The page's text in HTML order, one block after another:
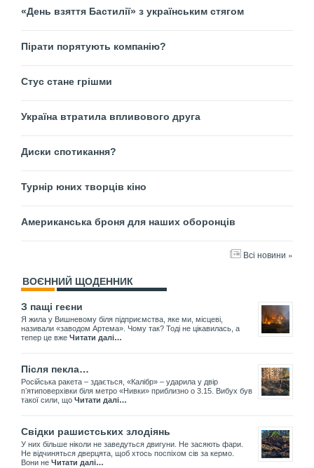
«День взяття Бастилії» з українським стягом
Пірати порятують компанію?
Стус стане грішми
Україна втратила впливового друга
Диски спотикання?
Турнір юних творців кіно
Американська броня для наших оборонців
Всі новини »
ВОЄННИЙ ЩОДЕННИК
З пащі геєни
Я жила у Вишневому біля підприємства, яке ми, місцеві,
називали «заводом Артема». Чому так? Тоді не цікавилась, а
тепер це вже Читати далі…
Після пекла…
Російська ракета – здається, «Калібр» – ударила у двір
пʼятиповерхівки біля метро «Нивки» приблизно о 3.15. Вибух був
такої сили, що Читати далі…
Свідки рашистських злодіянь
У них більше ніколи не заведуться двигуни. Не засяють фари.
Не відчиняться дверцята, щоб хтось поспіхом сів за кермо.
Вони не Читати далі…